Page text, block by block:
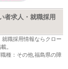
者求人・就職採用
職採用情報ならクロー
。
種：その他,福島県の障